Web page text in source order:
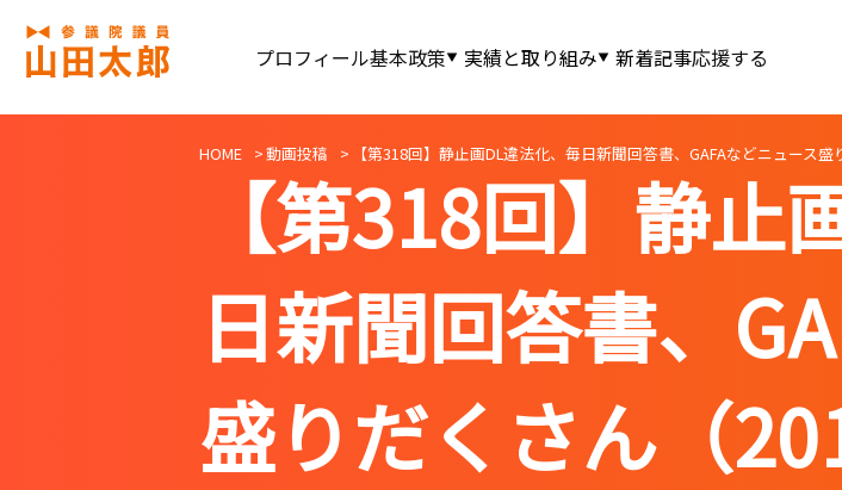
プロフィール基本政策 実績と取り組み 新着記事応援する
HOME 動画投稿 【第318回】静止画DL違法化、毎日新聞回答書、GAFAなどニュース盛
【第318回】静止
日新聞回答書、
盛りだくさん（